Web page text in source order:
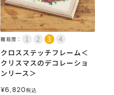
難易度：
クロスステッチフレーム＜
クリスマスのデコレーショ
ンリース＞
¥6,820税込